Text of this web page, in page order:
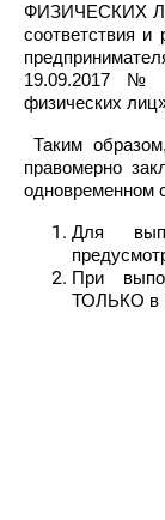
ФИЗИЧЕСКИХ
соответствия и
19.09.2017 №
физических
Таким
правомерно
одновременном
Для
При
ТОЛЬКО